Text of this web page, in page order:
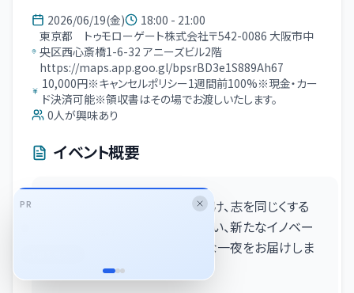
2026/06/19(金)
18:00 - 21:00
東京都 トゥモローゲート株式会社〒542-0086 大阪市中
央区西心斎橋1-6-32 アニーズビル2階
https://maps.app.goo.gl/bpsrBD3e1S889Ah67
10,000円※キャンセルポリシー1週間前100%※現金・カー
ド決済可能※領収書はその場でお渡しいたします。
0人が興味あり
イベント概要
2026年度のさらなる飛躍に向け、志を同じくする
経営者同士が「本音」で語り合い、新たなイノベー
ションの火種を創出する特別な一夜をお届けしま
PR